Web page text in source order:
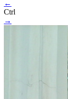
←
Ctrl
→